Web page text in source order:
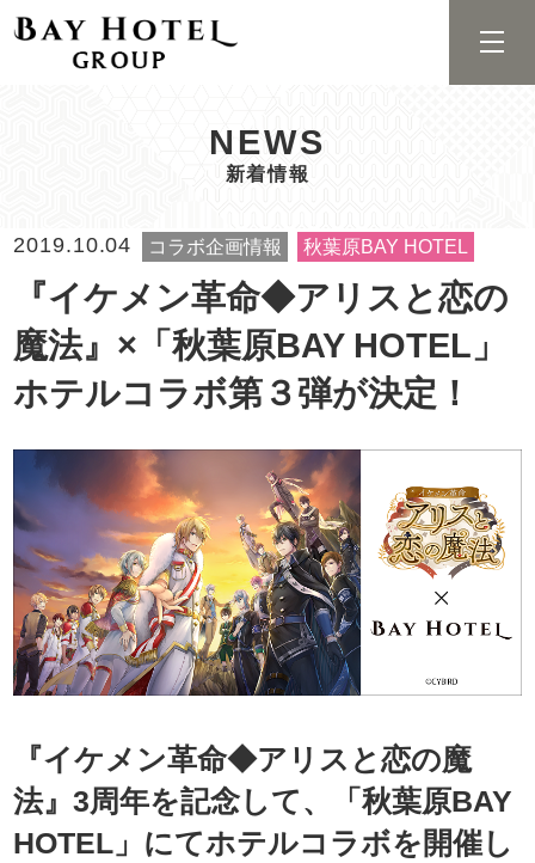
NEWS
新着情報
2019.10.04 コラボ企画情報 秋葉原BAY HOTEL
『イケメン革命◆アリスと恋の
魔法』×「秋葉原BAY HOTEL」
ホテルコラボ第３弾が決定！
『イケメン革命◆アリスと恋の魔
法』3周年を記念して、「秋葉原BAY
HOTEL」にてホテルコラボを開催し